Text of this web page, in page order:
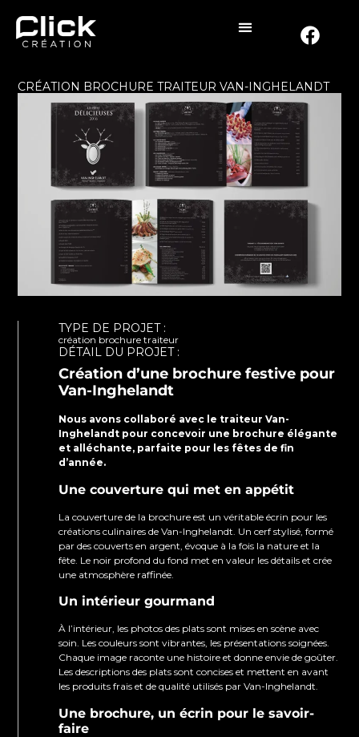
CRÉATION BROCHURE TRAITEUR VAN-INGHELANDT
TYPE DE PROJET :
création brochure traiteur
DÉTAIL DU PROJET :
Création d’une brochure festive pour
Van-Inghelandt
Nous avons collaboré avec le traiteur Van-
Inghelandt pour concevoir une brochure élégante
et alléchante, parfaite pour les fêtes de fin
d’année.
Une couverture qui met en appétit
La couverture de la brochure est un véritable écrin pour les
créations culinaires de Van-Inghelandt. Un cerf stylisé, formé
par des couverts en argent, évoque à la fois la nature et la
fête. Le noir profond du fond met en valeur les détails et crée
une atmosphère raffinée.
Un intérieur gourmand
À l’intérieur, les photos des plats sont mises en scène avec
soin. Les couleurs sont vibrantes, les présentations soignées.
Chaque image raconte une histoire et donne envie de goûter.
Les descriptions des plats sont concises et mettent en avant
les produits frais et de qualité utilisés par Van-Inghelandt.
Une brochure, un écrin pour le savoir-
faire